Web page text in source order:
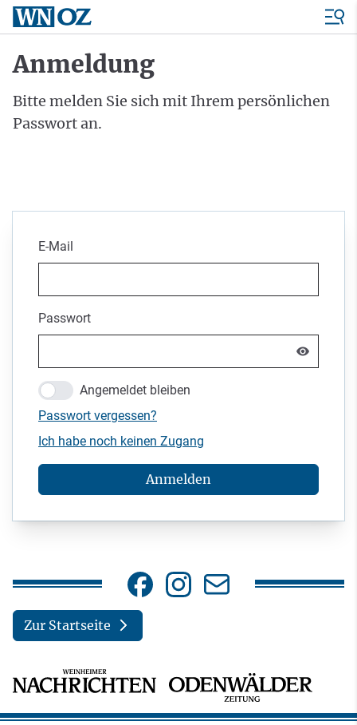
Anmeldung
Bitte melden Sie sich mit Ihrem persönlichen
Passwort an.
E-Mail
Passwort
Angemeldet bleiben
Passwort vergessen?
Ich habe noch keinen Zugang
Anmelden
Zur Startseite